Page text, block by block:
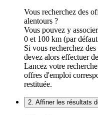
Vous recherchez des
alentours ?
Vous pouvez y
0 et 100 km (par
Si vous recherchez
devez alors effectuer
Lancez votre
offres d'emploi
restituée.
2. Affiner les résultats